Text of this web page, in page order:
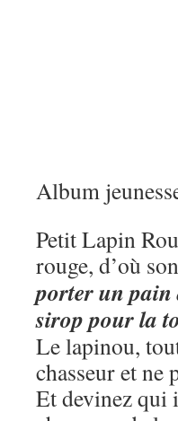
Album
Petit Lapin
rouge, d’où
porter un pain
sirop pour la
Le lapinou,
chasseur et ne
Et devinez qui